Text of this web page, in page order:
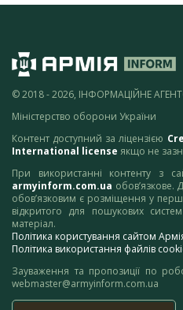
© 2018 - 2026, ІНФОРМАЦІЙНЕ
Міністерство оборони України
Контент доступний за ліцензією
International license якщо не
При використанні контенту з
armyinform.com.ua обов’язкове.
обов’язковим є розміщення у
відкритого для пошукових
матеріал.
Політика користування сайтом
Політика використання файлів
Зауваження та пропозиції по
webmaster@armyinform.com.ua